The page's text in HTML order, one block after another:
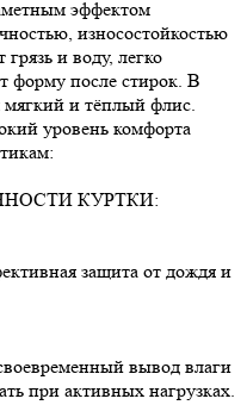
эффектом
износостойкостью
и воду, легко
форму после стирок. В
мягкий и тёплый флис.
уровень комфорта
КУРТКИ:
защита от дождя и
вывод влаги
при активных нагрузках.